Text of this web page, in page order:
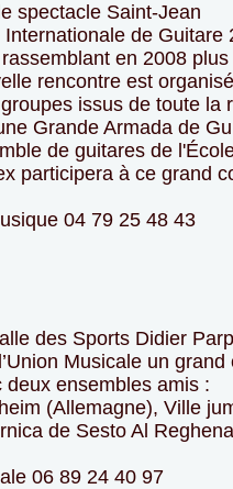
spectacle Saint-Jean
de Guitare
en 2008
rencontre est
issus de toute la
Grande Armada de
de guitares de
participera à ce grand
04 79 25 48 43
des Sports Didier
Musicale un
ensembles amis :
(Allemagne), Ville
de Sesto Al
06 89 24 40 97